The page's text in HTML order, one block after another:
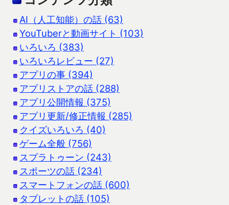
AI（人工知能）の話 (63)
YouTuberと動画サイト (103)
いろいろ (383)
いろいろレビュー (27)
アプリの事 (394)
アプリストアの話 (288)
アプリ公開情報 (375)
アプリ更新/修正情報 (285)
クイズいろいろ (40)
ゲーム全般 (756)
スプラトゥーン (243)
スポーツの話 (234)
スマートフォンの話 (600)
タブレットの話 (105)